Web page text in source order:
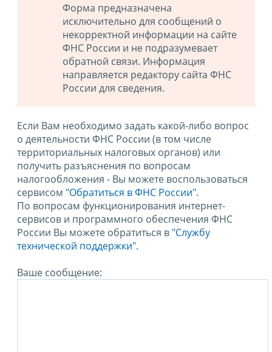
Форма предназначена
исключительно для сообщений о
некорректной информации на сайте
ФНС России и не подразумевает
обратной связи. Информация
направляется редактору сайта ФНС
России для сведения.
Если Вам необходимо задать какой-либо вопрос
о деятельности ФНС России (в том числе
территориальных налоговых органов) или
получить разъяснения по вопросам
налогообложения - Вы можете воспользоваться
сервисом "Обратиться в ФНС России".
По вопросам функционирования интернет-
сервисов и программного обеспечения ФНС
России Вы можете обратиться в "Службу
технической поддержки".
Ваше сообщение: